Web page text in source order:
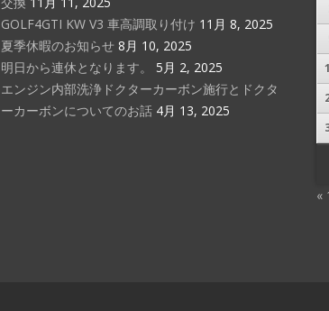
GOLF4GTI KW V3 車高調取り付け 11月 8, 2025
夏季休暇のお知らせ 8月 10, 2025
明日から連休となります。
5月 2, 2025
エンジン内部洗浄ドクターカーボン施行とドクタ
ーカーボンについてのお話 4月 13, 2025
«